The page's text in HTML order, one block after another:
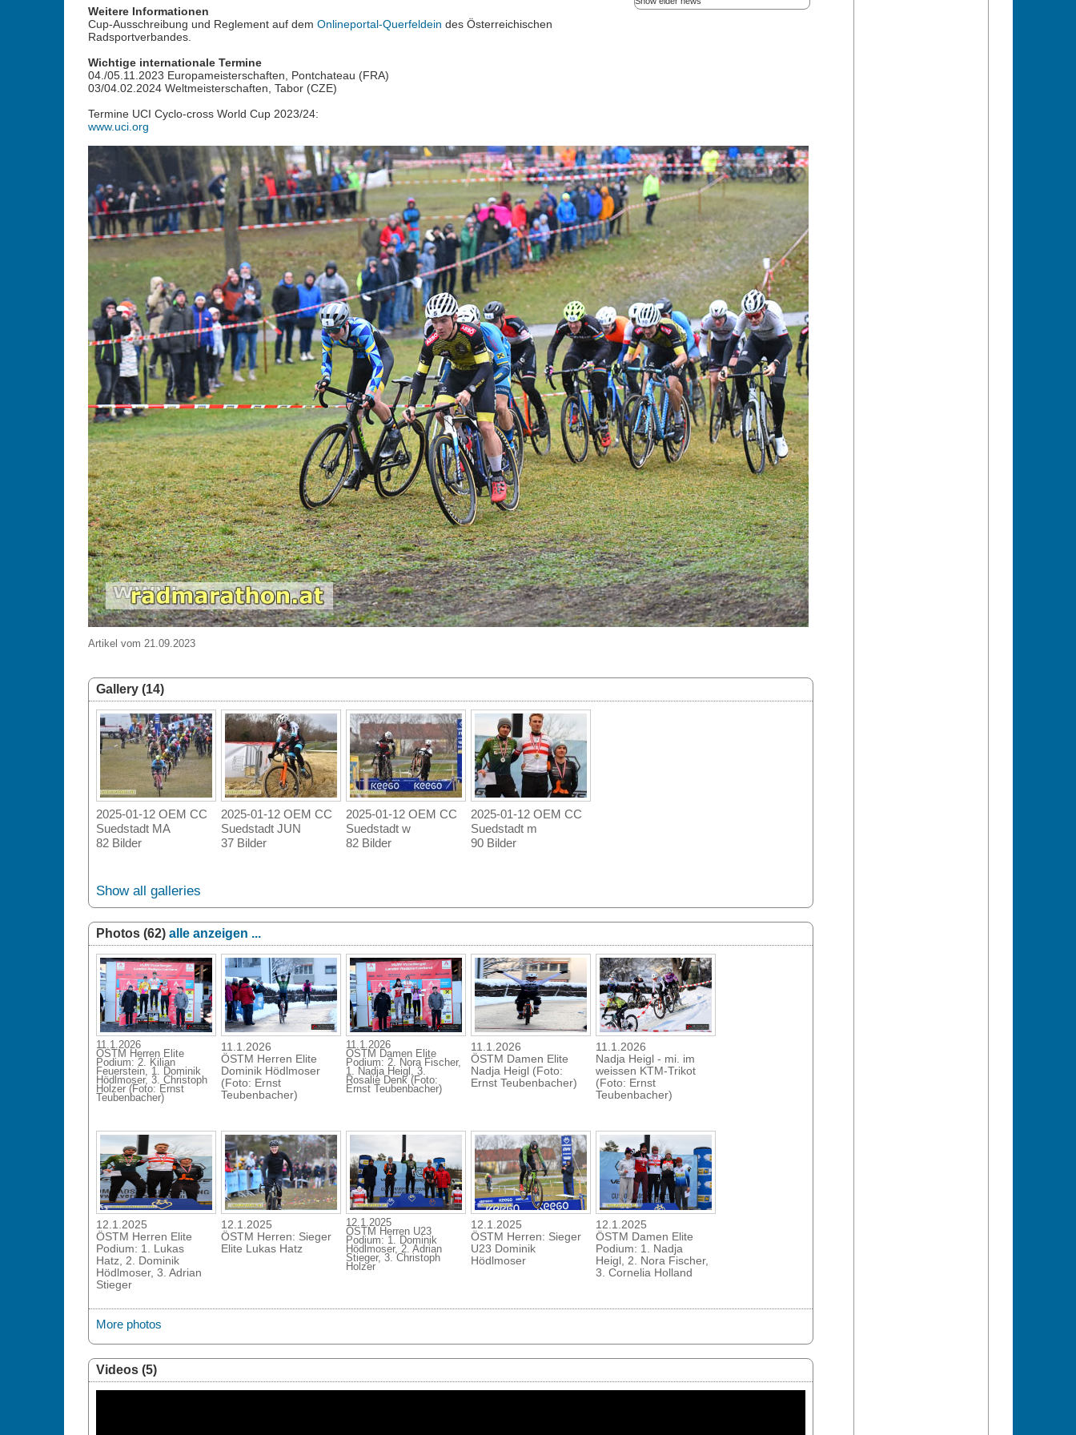
Rekordteilnehmerfeld für äußerst
„One Hour In Hell“ im Rahmen des
Weitere Informationen
Cup-Ausschreibung und Reglement auf dem Onlineportal-Querfeldein des Österreichischen
Radsportverbandes.
Wichtige internationale Termine
04./05.11.2023 Europameisterschaften, Pontchateau (FRA)
03/04.02.2024 Weltmeisterschaften, Tabor (CZE)
Termine UCI Cyclo-cross World Cup 2023/24:
www.uci.org
Artikel vom 21.09.2023
Gallery (14)
2025-01-12 OEM CC
Suedstadt MA
82 Bilder
2025-01-12 OEM CC
Suedstadt JUN
37 Bilder
2025-01-12 OEM CC
Suedstadt w
82 Bilder
2025-01-12 OEM CC
Suedstadt m
90 Bilder
Show all galleries
Photos (62) alle anzeigen ...
11.1.2026
ÖSTM Herren Elite
Podium: 2. Kilian
Feuerstein, 1. Dominik
Hödlmoser, 3. Christoph
Holzer (Foto: Ernst
Teubenbacher)
11.1.2026
ÖSTM Herren Elite
Dominik Hödlmoser
(Foto: Ernst
Teubenbacher)
11.1.2026
ÖSTM Damen Elite
Podium: 2. Nora Fischer,
1. Nadja Heigl, 3.
Rosalie Denk (Foto:
Ernst Teubenbacher)
11.1.2026
ÖSTM Damen Elite
Nadja Heigl (Foto:
Ernst Teubenbacher)
11.1.2026
Nadja Heigl - mi. im
weissen KTM-Trikot
(Foto: Ernst
Teubenbacher)
12.1.2025
ÖSTM Herren Elite
Podium: 1. Lukas
Hatz, 2. Dominik
Hödlmoser, 3. Adrian
Stieger
12.1.2025
ÖSTM Herren: Sieger
Elite Lukas Hatz
12.1.2025
ÖSTM Herren U23
Podium: 1. Dominik
Hödlmoser, 2. Adrian
Stieger, 3. Christoph
Holzer
12.1.2025
ÖSTM Herren: Sieger
U23 Dominik
Hödlmoser
12.1.2025
ÖSTM Damen Elite
Podium: 1. Nadja
Heigl, 2. Nora Fischer,
3. Cornelia Holland
More photos
Videos (5)